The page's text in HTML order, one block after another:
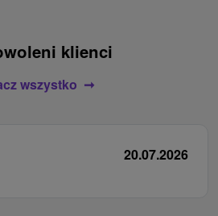
klienci
wszystko
20.07.2026